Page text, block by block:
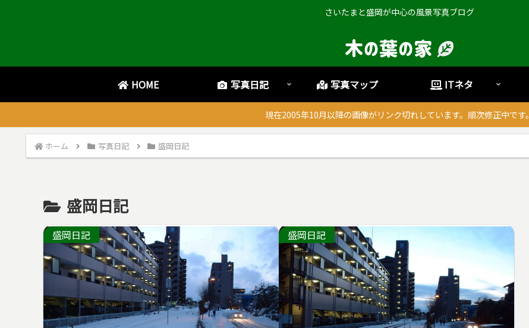
さいたまと盛岡が中心の風景写真ブログ
HOME 写真日記 写真マップ ITネタ
現在2005年10月以降の画像がリンク切れしています。順次修正中です。
ホーム 写真日記 盛岡日記
盛岡日記
盛岡日記 盛岡日記